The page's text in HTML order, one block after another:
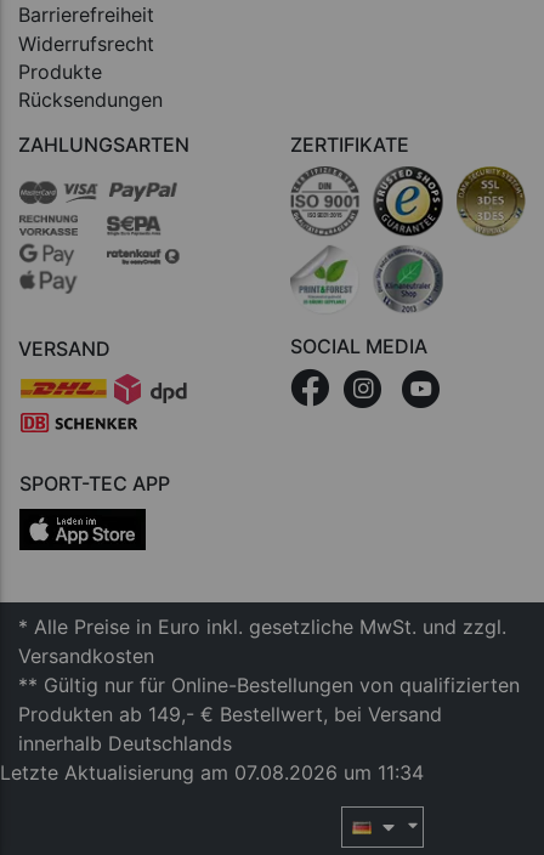
Barrierefreiheit
Widerrufsrecht
Produkte
Rücksendungen
ZAHLUNGSARTEN
VERSAND
ZERTIFIKATE
SOCIAL MEDIA
SPORT-TEC APP
* Alle Preise in Euro inkl. gesetzliche MwSt. und zzgl.
Versandkosten
** Gültig nur für Online-Bestellungen von qualifizierten
Produkten ab 149,- € Bestellwert, bei Versand
innerhalb Deutschlands
Letzte Aktualisierung am 07.08.2026 um 11:34